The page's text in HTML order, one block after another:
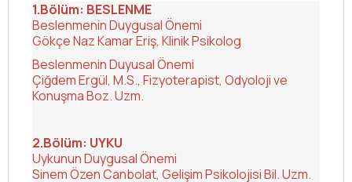
1.Bölüm: BESLENME
Beslenmenin Duygusal Önemi
Gökçe Naz Kamar Eriş, Klinik Psikolog
Beslenmenin Duyusal Önemi
Çiğdem Ergül, M.S., Fizyoterapist, Odyoloji ve
Konuşma Boz. Uzm.
2.Bölüm: UYKU
Uykunun Duygusal Önemi
Sinem Özen Canbolat, Gelişim Psikolojisi Bil. Uzm.